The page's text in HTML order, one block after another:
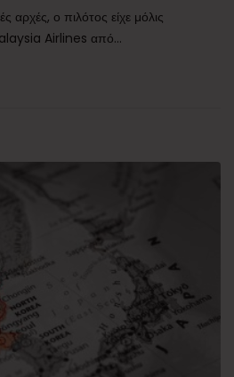
αρχές, ο πιλότος είχε μόλις
Airlines από...